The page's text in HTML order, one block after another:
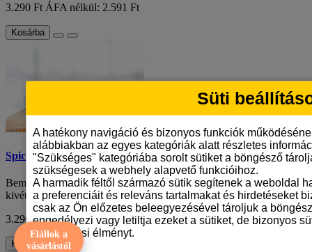
3.290 Ft ÁFA nélkül: 2.591 Ft
Kosárba
Spicc mintás bögre
Bemutatjuk a törpe spicc mintás kerámiabögrét, amely egy
kivételesen aranyos és egyedi darab a kávé ..
3.290 FtÁFA nélkül: 2.591 Ft
Kosárba
Elállok a
vásárlástól
Süti
A hatékony navigáció és bizonyos funkciók
alábbiakban az egyes kategóriák alatt részletes
"Szükséges" kategóriába sorolt sütiket a böngésző
szükségesek a webhely alapvető funkcióihoz.
A harmadik féltől származó sütik segítenek a weboldal
a preferenciáit és releváns tartalmakat és hirdetéseket
csak az Ön előzetes beleegyezésével tároljuk a
engedélyezi vagy letiltja ezeket a sütiket, de bizonyos
böngészési élményt.